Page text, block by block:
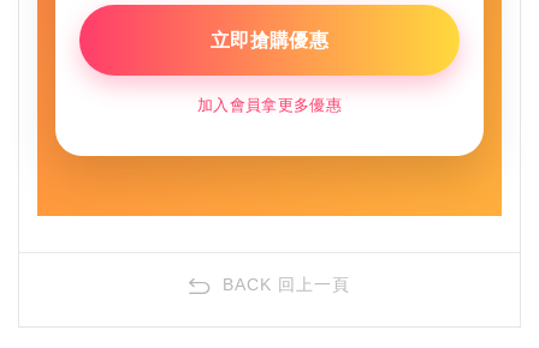
立即搶購優惠
加入會員拿更多優惠
BACK 回上一頁